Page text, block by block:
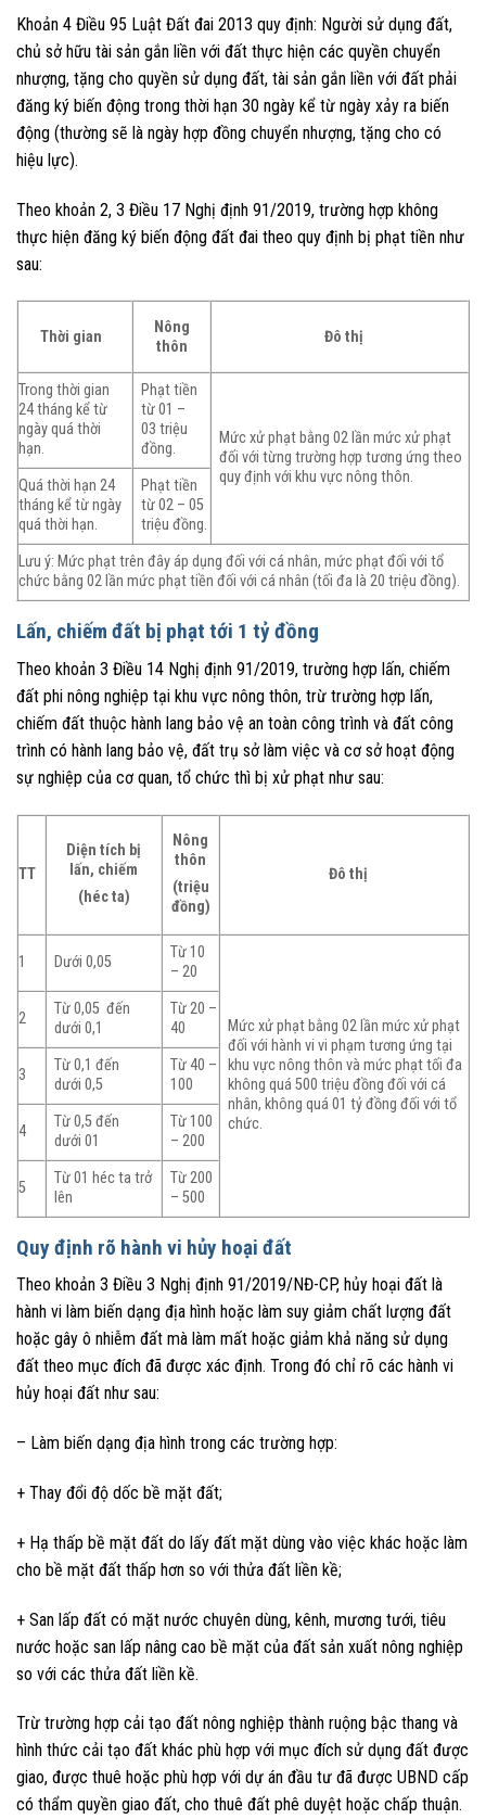
Khoản 4 Điều 95 Luật Đất đai 2013 quy định: Người sử dụng đất,
chủ sở hữu tài sản gắn liền với đất thực hiện các quyền chuyển
nhượng, tặng cho quyền sử dụng đất, tài sản gắn liền với đất phải
đăng ký biến động trong thời hạn 30 ngày kể từ ngày xảy ra biến
động (thường sẽ là ngày hợp đồng chuyển nhượng, tặng cho có
hiệu lực).
Theo khoản 2, 3 Điều 17 Nghị định 91/2019, trường hợp không
thực hiện đăng ký biến động đất đai theo quy định bị phạt tiền như
sau:
Thời gian
Nông
thôn
Đô thị
Trong thời gian
24 tháng kể từ
ngày quá thời
hạn.
Phạt tiền
từ 01 –
03 triệu
đồng.
Mức xử phạt bằng 02 lần mức xử phạt
đối với từng trường hợp tương ứng theo
quy định với khu vực nông thôn.
Quá thời hạn 24
tháng kể từ ngày
quá thời hạn.
Phạt tiền
từ 02 – 05
triệu đồng.
Lưu ý: Mức phạt trên đây áp dụng đối với cá nhân, mức phạt đối với tổ
chức bằng 02 lần mức phạt tiền đối với cá nhân (tối đa là 20 triệu đồng).
Lấn, chiếm đất bị phạt tới 1 tỷ đồng
Theo khoản 3 Điều 14 Nghị định 91/2019, trường hợp lấn, chiếm
đất phi nông nghiệp tại khu vực nông thôn, trừ trường hợp lấn,
chiếm đất thuộc hành lang bảo vệ an toàn công trình và đất công
trình có hành lang bảo vệ, đất trụ sở làm việc và cơ sở hoạt động
sự nghiệp của cơ quan, tổ chức thì bị xử phạt như sau:
TT
Diện tích bị
lấn, chiếm
(héc ta)
Nông
thôn
(triệu
đồng)
Đô thị
1 Dưới 0,05
Từ 10
– 20
Mức xử phạt bằng 02 lần mức xử phạt
đối với hành vi vi phạm tương ứng tại
khu vực nông thôn và mức phạt tối đa
không quá 500 triệu đồng đối với cá
nhân, không quá 01 tỷ đồng đối với tổ
chức.
2
Từ 0,05 đến
dưới 0,1
Từ 20 –
40
3
Từ 0,1 đến
dưới 0,5
Từ 40 –
100
4
Từ 0,5 đến
dưới 01
Từ 100
– 200
5
Từ 01 héc ta trở
lên
Từ 200
– 500
Quy định rõ hành vi hủy hoại đất
Theo khoản 3 Điều 3 Nghị định 91/2019/NĐ-CP, hủy hoại đất là
hành vi làm biến dạng địa hình hoặc làm suy giảm chất lượng đất
hoặc gây ô nhiễm đất mà làm mất hoặc giảm khả năng sử dụng
đất theo mục đích đã được xác định. Trong đó chỉ rõ các hành vi
hủy hoại đất như sau:
– Làm biến dạng địa hình trong các trường hợp:
+ Thay đổi độ dốc bề mặt đất;
+ Hạ thấp bề mặt đất do lấy đất mặt dùng vào việc khác hoặc làm
cho bề mặt đất thấp hơn so với thửa đất liền kề;
+ San lấp đất có mặt nước chuyên dùng, kênh, mương tưới, tiêu
nước hoặc san lấp nâng cao bề mặt của đất sản xuất nông nghiệp
so với các thửa đất liền kề.
Trừ trường hợp cải tạo đất nông nghiệp thành ruộng bậc thang và
hình thức cải tạo đất khác phù hợp với mục đích sử dụng đất được
giao, được thuê hoặc phù hợp với dự án đầu tư đã được UBND cấp
có thẩm quyền giao đất, cho thuê đất phê duyệt hoặc chấp thuận.